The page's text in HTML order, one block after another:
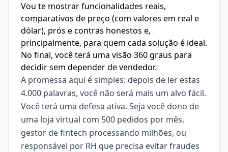
Vou te mostrar funcionalidades reais,
comparativos de preço (com valores em real e
dólar), prós e contras honestos e,
principalmente, para quem cada solução é ideal.
No final, você terá uma visão 360 graus para
decidir sem depender de vendedor.
A promessa aqui é simples: depois de ler estas
4.000 palavras, você não será mais um alvo fácil.
Você terá uma defesa ativa. Seja você dono de
uma loja virtual com 500 pedidos por mês,
gestor de fintech processando milhões, ou
responsável por RH que precisa evitar fraudes